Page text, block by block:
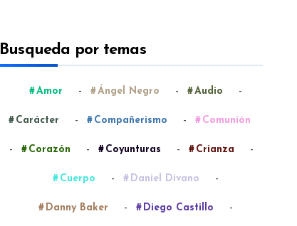
Busqueda por temas
Amor - Ángel Negro - Audio -
Carácter - Compañerismo - Comunión
- Corazón - Coyunturas - Crianza -
Cuerpo - Daniel Divano -
Danny Baker - Diego Castillo -